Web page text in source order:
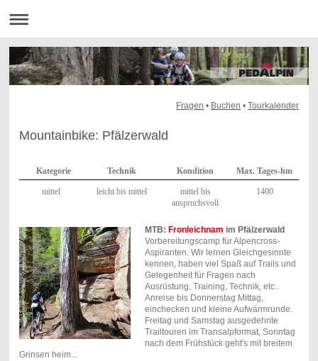
Fragen • Buchen •Tourkalender
Mountainbike: Pfälzerwald
Kategorie Technik Kondition Max. Tages-hm
mittel leicht bis mittel
mittel bis
anspruchsvoll
1400
MTB: Fronleichnam im Pfälzerwald
Vorbereitungscamp für Alpencross-
Aspiranten. Wir lernen Gleichgesinnte
kennen, haben viel Spaß auf Trails und
Gelegenheit für Fragen nach
Ausrüstung, Training, Technik, etc..
Anreise bis Donnerstag Mittag,
einchecken und kleine Aufwärmrunde.
Freitag und Samstag ausgedehnte
Trailtouren im Transalpformat, Sonntag
nach dem Frühstück geht's mit breitem
Grinsen heim...